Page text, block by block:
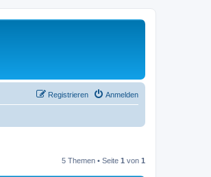
Anmelden
Registrieren
5 Themen • Seite 1 von 1